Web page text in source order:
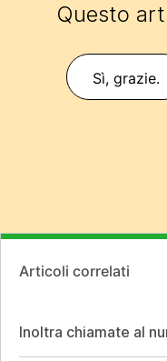
Questo
Sì, grazie.
Articoli correlati
Inoltra chiamate al